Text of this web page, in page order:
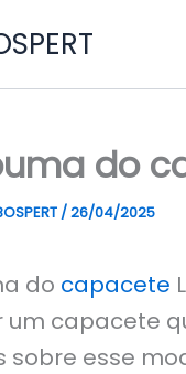
do
/26/04/2025
do capacete
um capacete
sobre esse